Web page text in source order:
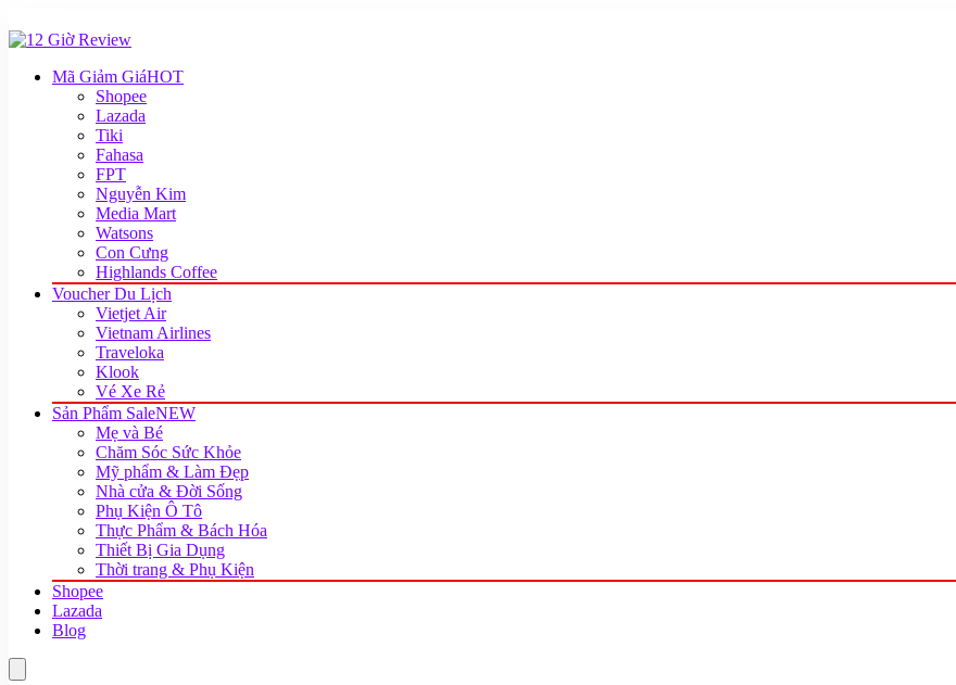
Mã Giảm GiáHOT
Shopee
Lazada
Tiki
Fahasa
FPT
Nguyễn Kim
Media Mart
Watsons
Con Cưng
Highlands Coffee
Voucher Du Lịch
Vietjet Air
Vietnam Airlines
Traveloka
Klook
Vé Xe Rẻ
Sản Phẩm SaleNEW
Mẹ và Bé
Chăm Sóc Sức Khỏe
Mỹ phẩm & Làm Đẹp
Nhà cửa & Đời Sống
Phụ Kiện Ô Tô
Thực Phẩm & Bách Hóa
Thiết Bị Gia Dụng
Thời trang & Phụ Kiện
Shopee
Lazada
Blog